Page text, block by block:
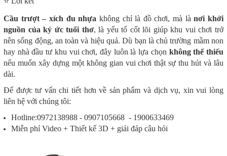
Cầu trượt – xích đu nhựa không chỉ là đồ chơi, mà lànơi khởi
nguồn của ký ức tuổi thơ, là yếu tố cốt lõi giúp khu vui chơi trở
nên sống động, an toàn và hiệu quả. Dù bạn là chủ trường mầm non
hay nhà đầu tư khu vui chơi, đây luôn là lựa chọn không thể thiếu
nếu muốn xây dựng một không gian vui chơi thật sự thu hút và lâu
dài.
Để được tư vấn chi tiết hơn về sản phẩm và dịch vụ, xin vui lòng
liên hệ với chúng tôi:
Hotline:0972138988 - 0907105668 - 1900633469
Miễn phí Video + Thiết kế 3D + giải đáp câu hỏi